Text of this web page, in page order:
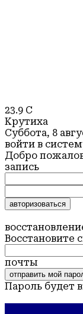
23.9 C
Крутиха
Суббота, 8
войти в
Добро
запись
Восстановите
почты
Пароль будет